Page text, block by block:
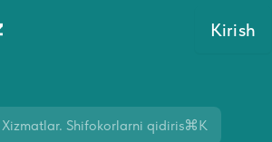
Kirish
⌘K